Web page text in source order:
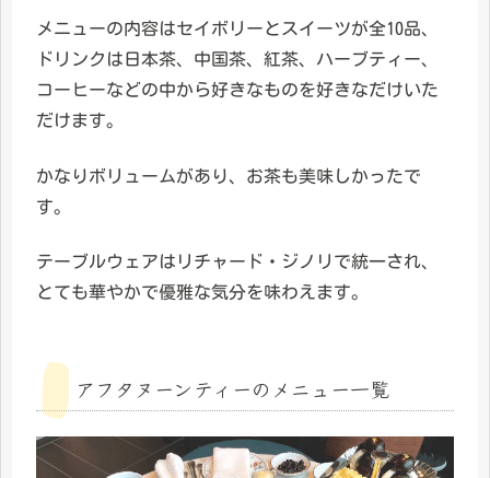
メニューの内容はセイボリーとスイーツが全10品、
ドリンクは日本茶、中国茶、紅茶、ハーブティー、
コーヒーなどの中から好きなものを好きなだけいた
だけます。
かなりボリュームがあり、お茶も美味しかったで
す。
テーブルウェアはリチャード・ジノリで統一され、
とても華やかで優雅な気分を味わえます。
アフタヌーンティーのメニュー一覧